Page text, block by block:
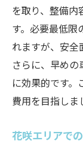
を取り、整備
す。必要最低限
れますが、安全
さらに、早め
に効果的です
費用を目指しま
花咲エリアで